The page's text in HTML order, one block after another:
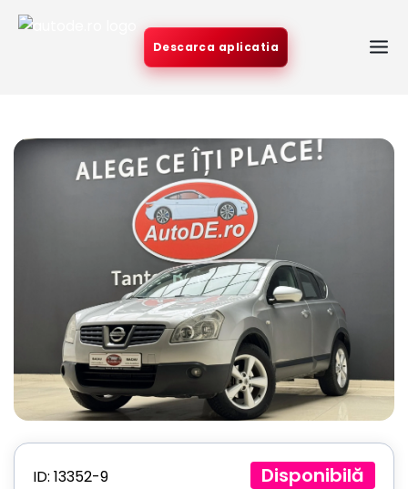
Descarca aplicatia
ID: 13352-9 Disponibilă